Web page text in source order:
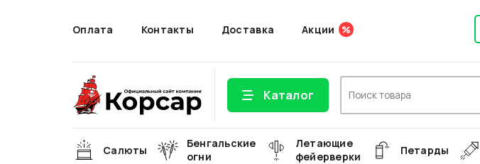
Оплата Контакты Доставка Акции
Каталог
Салюты
Бенгальские
огни
Летающие
фейерверки
Петарды